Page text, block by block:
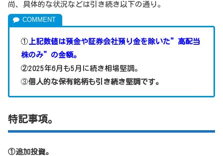
尚、具体的な状況などは引き続き以下の通り。
① 上記数値は預金や証券会社預り金を除いた”高配当
株のみ”の金額。
②2025年6月も5月に続き相場堅調。
③個人的な保有銘柄も引き続き堅調です。
特記事項。
①追加投資。